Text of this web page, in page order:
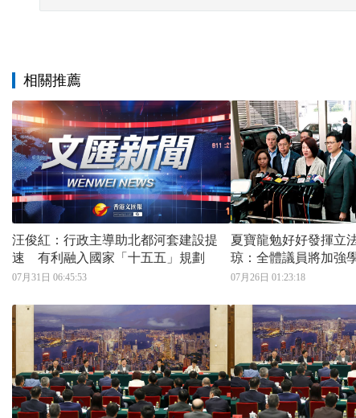
相關推薦
汪俊紅：行政主導助北都河套建設提
速 有利融入國家「十五五」規劃
07月31日 06:45:53
夏寶龍勉好好發揮立
琼：全體議員將加強
07月26日 01:23:18